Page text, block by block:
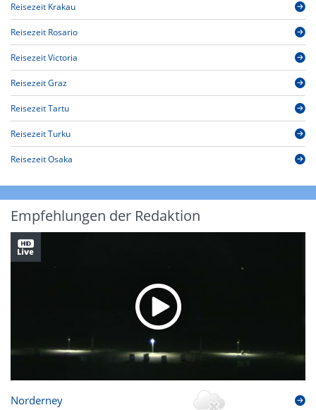
Reisezeit Krakau
Reisezeit Rosario
Reisezeit Victoria
Reisezeit Graz
Reisezeit Tartu
Reisezeit Turku
Reisezeit Osaka
Empfehlungen der Redaktion
Norderney